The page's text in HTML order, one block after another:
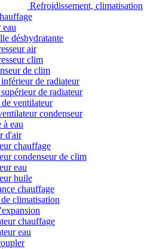
Refroidissement, climatisation
déshydratante
air
clim
de clim
de radiateur
de radiateur
ventilateur
condenseur
à eau
d'air
chauffage
condenseur de clim
eau
huile
chauffage
climatisation
chauffage
eau